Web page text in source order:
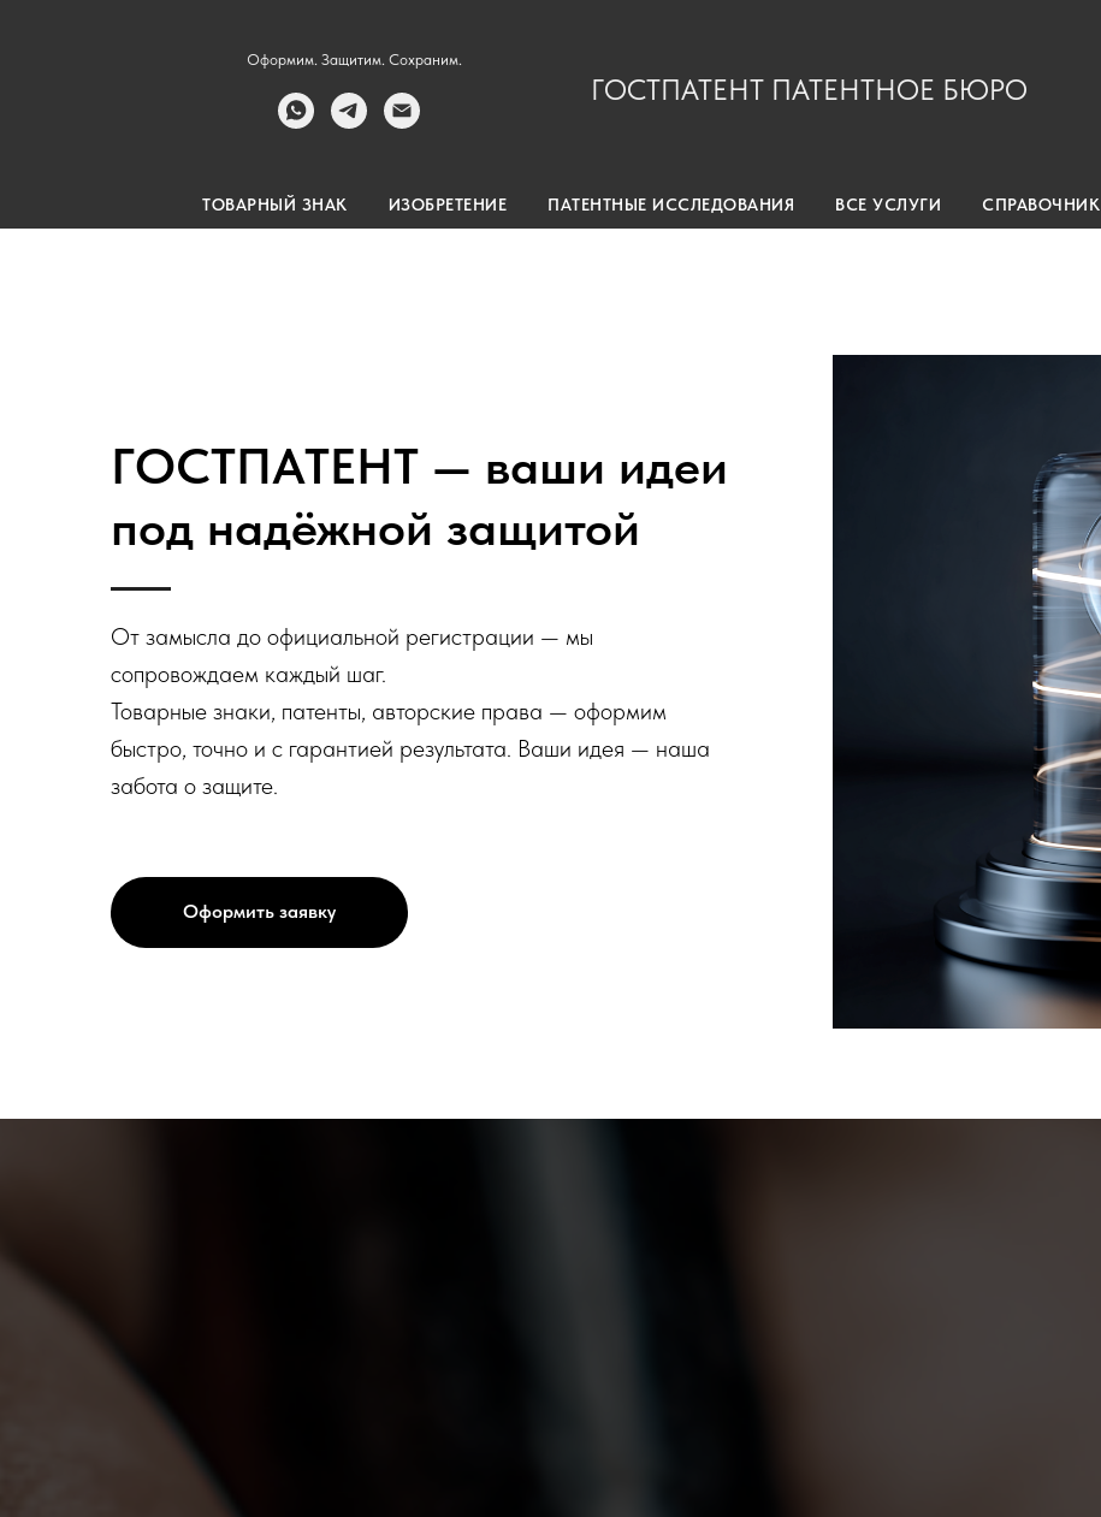
ГОСТПАТЕНТ ПАТЕНТНОЕ БЮРО
Оформим. Защитим. Сохраним.
ТОВАРНЫЙ ЗНАК ИЗОБРЕТЕНИЕ ПАТЕНТНЫЕ ИССЛЕДОВАНИЯ ВСЕ УСЛУГИ СПРАВОЧНИК
ГОСТПАТЕНТ — ваши идеи
под надёжной защитой
От замысла до официальной регистрации — мы
сопровождаем каждый шаг.
Товарные знаки, патенты, авторские права — оформим
быстро, точно и с гарантией результата. Ваши идея — наша
забота о защите.
Оформить заявку